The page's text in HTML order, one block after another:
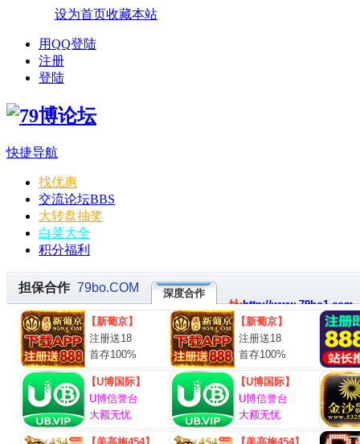
设为首页收藏本站
用QQ登陆
注册
登陆
快捷导航
找优惠
交流论坛BBS
大转盘抽奖
白菜大全
积分福利